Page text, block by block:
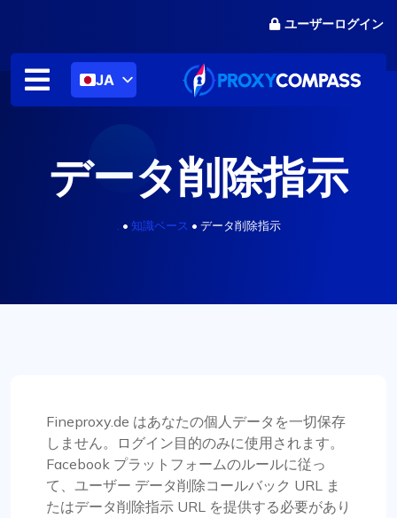
テ
ユーザーログイン
JA
データ削除指示
• 知識ベース • データ削除指示
Fineproxy.de はあなたの個人データを一切保存
しません。ログイン目的のみに使用されます。
Facebook プラットフォームのルールに従っ
て、ユーザー データ削除コールバック URL ま
たはデータ削除指示 URL を提供する必要があり